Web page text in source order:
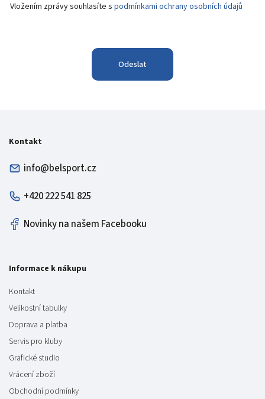
Vložením zprávy souhlasíte s podmínkami ochrany osobních údajů
Odeslat
Kontakt
info@belsport.cz
+420 222 541 825
Novinky na našem Facebooku
Informace k nákupu
Kontakt
Velikostní tabulky
Doprava a platba
Servis pro kluby
Grafické studio
Vrácení zboží
Obchodní podmínky